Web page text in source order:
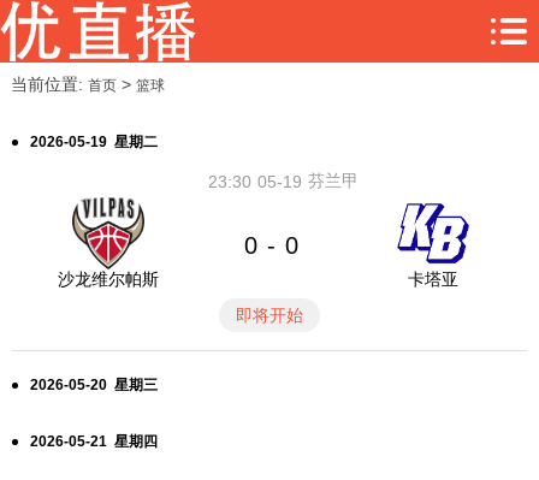
当前位置: 首页> 篮球
2026-05-19 星期二
05-19
23:30 芬兰甲
沙龙维尔帕斯
0 - 0
卡塔亚
即将开始
2026-05-20 星期三
2026-05-21 星期四